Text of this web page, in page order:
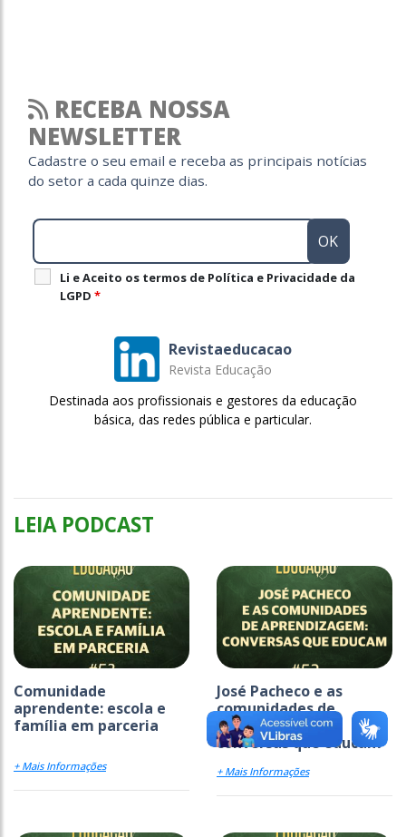
RECEBA NOSSA
NEWSLETTER
Cadastre o seu email e receba as principais notícias
do setor a cada quinze dias.
Li e Aceito os termos de Política e Privacidade da
LGPD *
Revistaeducacao
Revista Educação
Destinada aos profissionais e gestores da educação
básica, das redes pública e particular.
LEIA PODCAST
Comunidade
aprendente: escola e
família em parceria
+ Mais Informações
José Pacheco e as
comunidades de
aprendizagem:
conversas que educam
+ Mais Informações